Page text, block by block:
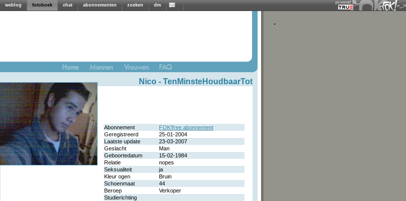
weblog fotoboek chat abonnementen zoeken dm
Nico - TenMinsteHoudbaarTot
Abonnement
FOK!free abonnement
Geregistreerd
25-01-2004
Laatste update
23-03-2007
Geslacht
Man
Geboortedatum
15-02-1984
Relatie
nopes
Seksualiteit
ja
Kleur ogen
Bruin
Schoenmaat
44
Beroep
Verkoper
Studierichting